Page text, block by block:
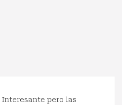
Interesante pero las